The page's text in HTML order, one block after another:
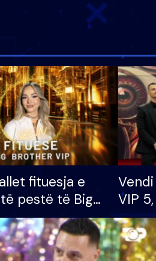
fituesja e
pestë të Big
rrëmben
prej 100
VIP